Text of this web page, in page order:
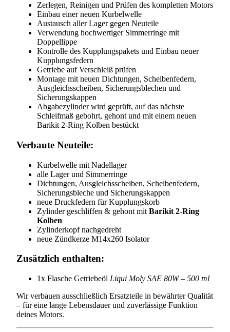
Zerlegen, Reinigen und Prüfen des kompletten Motors
Einbau einer neuen Kurbelwelle
Austausch aller Lager gegen Neuteile
Verwendung hochwertiger Simmerringe mit
Doppellippe
Kontrolle des Kupplungspakets und Einbau neuer
Kupplungsfedern
Getriebe auf Verschleiß prüfen
Montage mit neuen Dichtungen, Scheibenfedern,
Ausgleichsscheiben, Sicherungsblechen und
Sicherungskappen
Abgabezylinder wird geprüft, auf das nächste
Schleifmaß gebohrt, gehont und mit einem neuen
Barikit 2-Ring Kolben bestückt
Verbaute Neuteile:
Kurbelwelle mit Nadellager
alle Lager und Simmerringe
Dichtungen, Ausgleichsscheiben, Scheibenfedern,
Sicherungsbleche und Sicherungskappen
neue Druckfedern für Kupplungskorb
Zylinder geschliffen & gehont mit Barikit 2-Ring
Kolben
Zylinderkopf nachgedreht
neue Zündkerze M14x260 Isolator
Zusätzlich enthalten:
1x Flasche Getriebeöl Liqui Moly SAE 80W – 500 ml
Wir verbauen ausschließlich Ersatzteile in bewährter Qualität
– für eine lange Lebensdauer und zuverlässige Funktion
deines Motors.